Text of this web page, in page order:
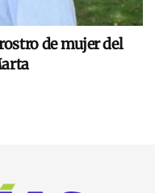
de mujer del